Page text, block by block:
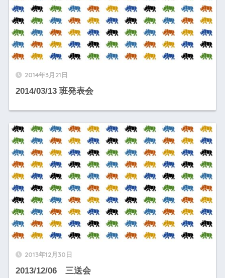
2014年3月21日
2014/03/13 班発表会
2013年12月30日
2013/12/06 三送会